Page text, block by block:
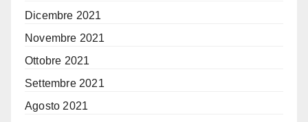
Dicembre 2021
Novembre 2021
Ottobre 2021
Settembre 2021
Agosto 2021